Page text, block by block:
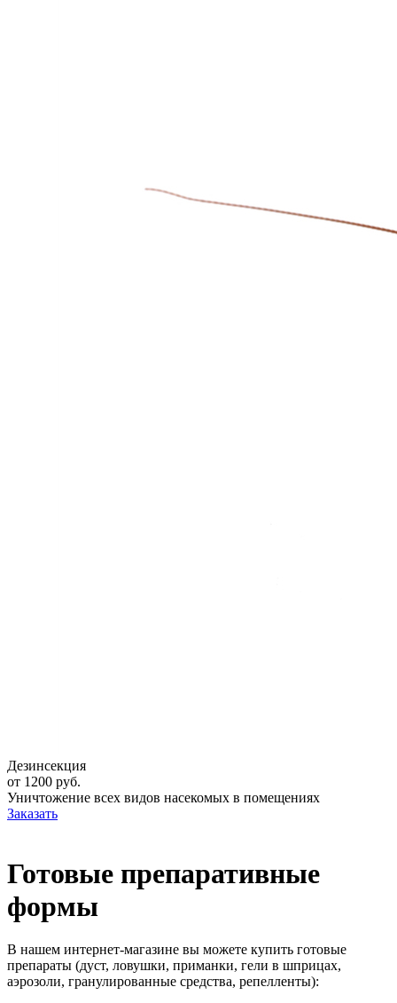
Дезинсекция
от 1200 руб.
Уничтожение всех видов насекомых в помещениях
Заказать
Готовые препаративные
формы
В нашем интернет-магазине вы можете купить готовые
препараты (дуст, ловушки, приманки, гели в шприцах,
аэрозоли, гранулированные средства, репелленты):